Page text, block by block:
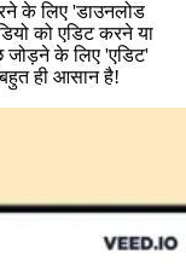
के लिए 'डाउनलोड
को एडिट करने या
के लिए 'एडिट'
ही आसान है!